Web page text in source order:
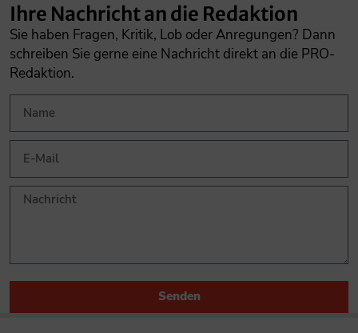
Ihre Nachricht an die Redaktion
Sie haben Fragen, Kritik, Lob oder Anregungen? Dann
schreiben Sie gerne eine Nachricht direkt an die PRO-
Redaktion.
Senden